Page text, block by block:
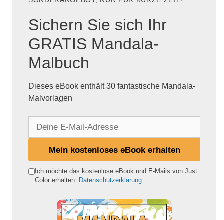
Sichern Sie sich Ihr
GRATIS Mandala-
Malbuch
Dieses eBook enthält 30 fantastische Mandala-
Malvorlagen
e
Mein kostenloses eBook erhalten
Ich möchte das kostenlose eBook und E-Mails von Just
Color erhalten.
Datenschutzerklärung